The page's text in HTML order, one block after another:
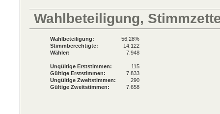
Wahlbeteiligung,
Wahlbeteiligung:
56,28%
Stimmberechtigte:
14.122
Wähler:
7.948
Ungültige Erststimmen:
115
Gültige Erststimmen:
7.833
Ungültige Zweitstimmen:
290
Gültige Zweitstimmen:
7.658